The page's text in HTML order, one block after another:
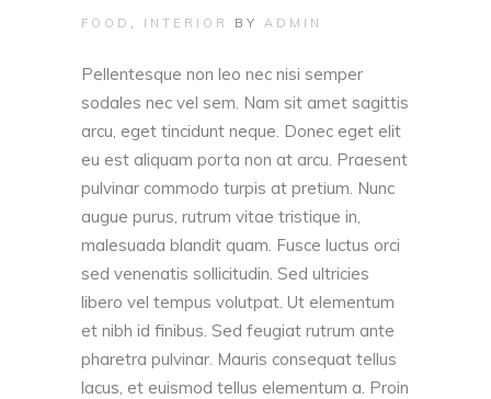
FOOD , INTERIOR BY ADMIN
Pellentesque non leo nec nisi semper
sodales nec vel sem. Nam sit amet sagittis
arcu, eget tincidunt neque. Donec eget elit
eu est aliquam porta non at arcu. Praesent
pulvinar commodo turpis at pretium. Nunc
augue purus, rutrum vitae tristique in,
malesuada blandit quam. Fusce luctus orci
sed venenatis sollicitudin. Sed ultricies
libero vel tempus volutpat. Ut elementum
et nibh id finibus. Sed feugiat rutrum ante
pharetra pulvinar. Mauris consequat tellus
lacus, et euismod tellus elementum a. Proin